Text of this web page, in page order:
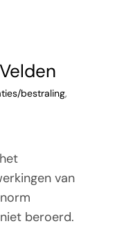
bestraling,
van
beroerd.